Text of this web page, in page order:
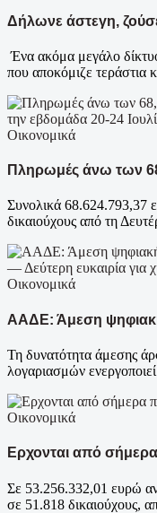
Δήλωνε άστεγη,
Ένα ακόμα μεγάλο
που αποκόμιζε τεράστια
Οικονομικά
Πληρωμές άνω των
Συνολικά 68.624.793,37
δικαιούχους από τη
Οικονομικά
ΑΑΔΕ: Άμεση
Τη δυνατότητα άμεσης
λογαριασμών
Οικονομικά
Ερχονται από
Σε 53.256.332,01 ευρώ
σε 51.818 δικαιούχους,